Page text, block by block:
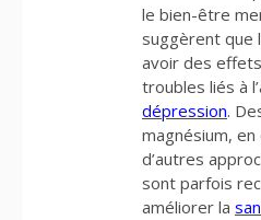
le bien-être
suggèrent que
avoir des
troubles liés à
dépression.
magnésium,
d’autres
sont parfois
améliorer la